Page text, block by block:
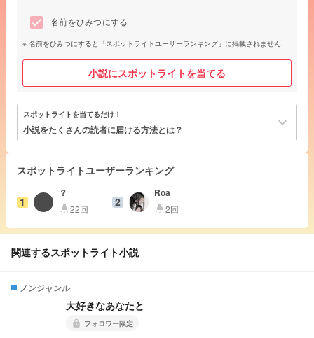
名前をひみつにする
名前をひみつにすると「スポットライトユーザーランキング」に掲載されません
小説にスポットライトを当てる
スポットライトを当てるだけ！
小説をたくさんの読者に届ける方法とは？ keyboard_arrow_down
スポットライトユーザーランキング
1
？
highlight22回 2
Roa
highlight2回
関連するスポットライト小説
ノンジャンル
大好きなあなたと
lock フォロワー限定